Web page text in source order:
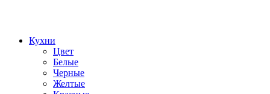
Кухни
Цвет
Белые
Черные
Желтые